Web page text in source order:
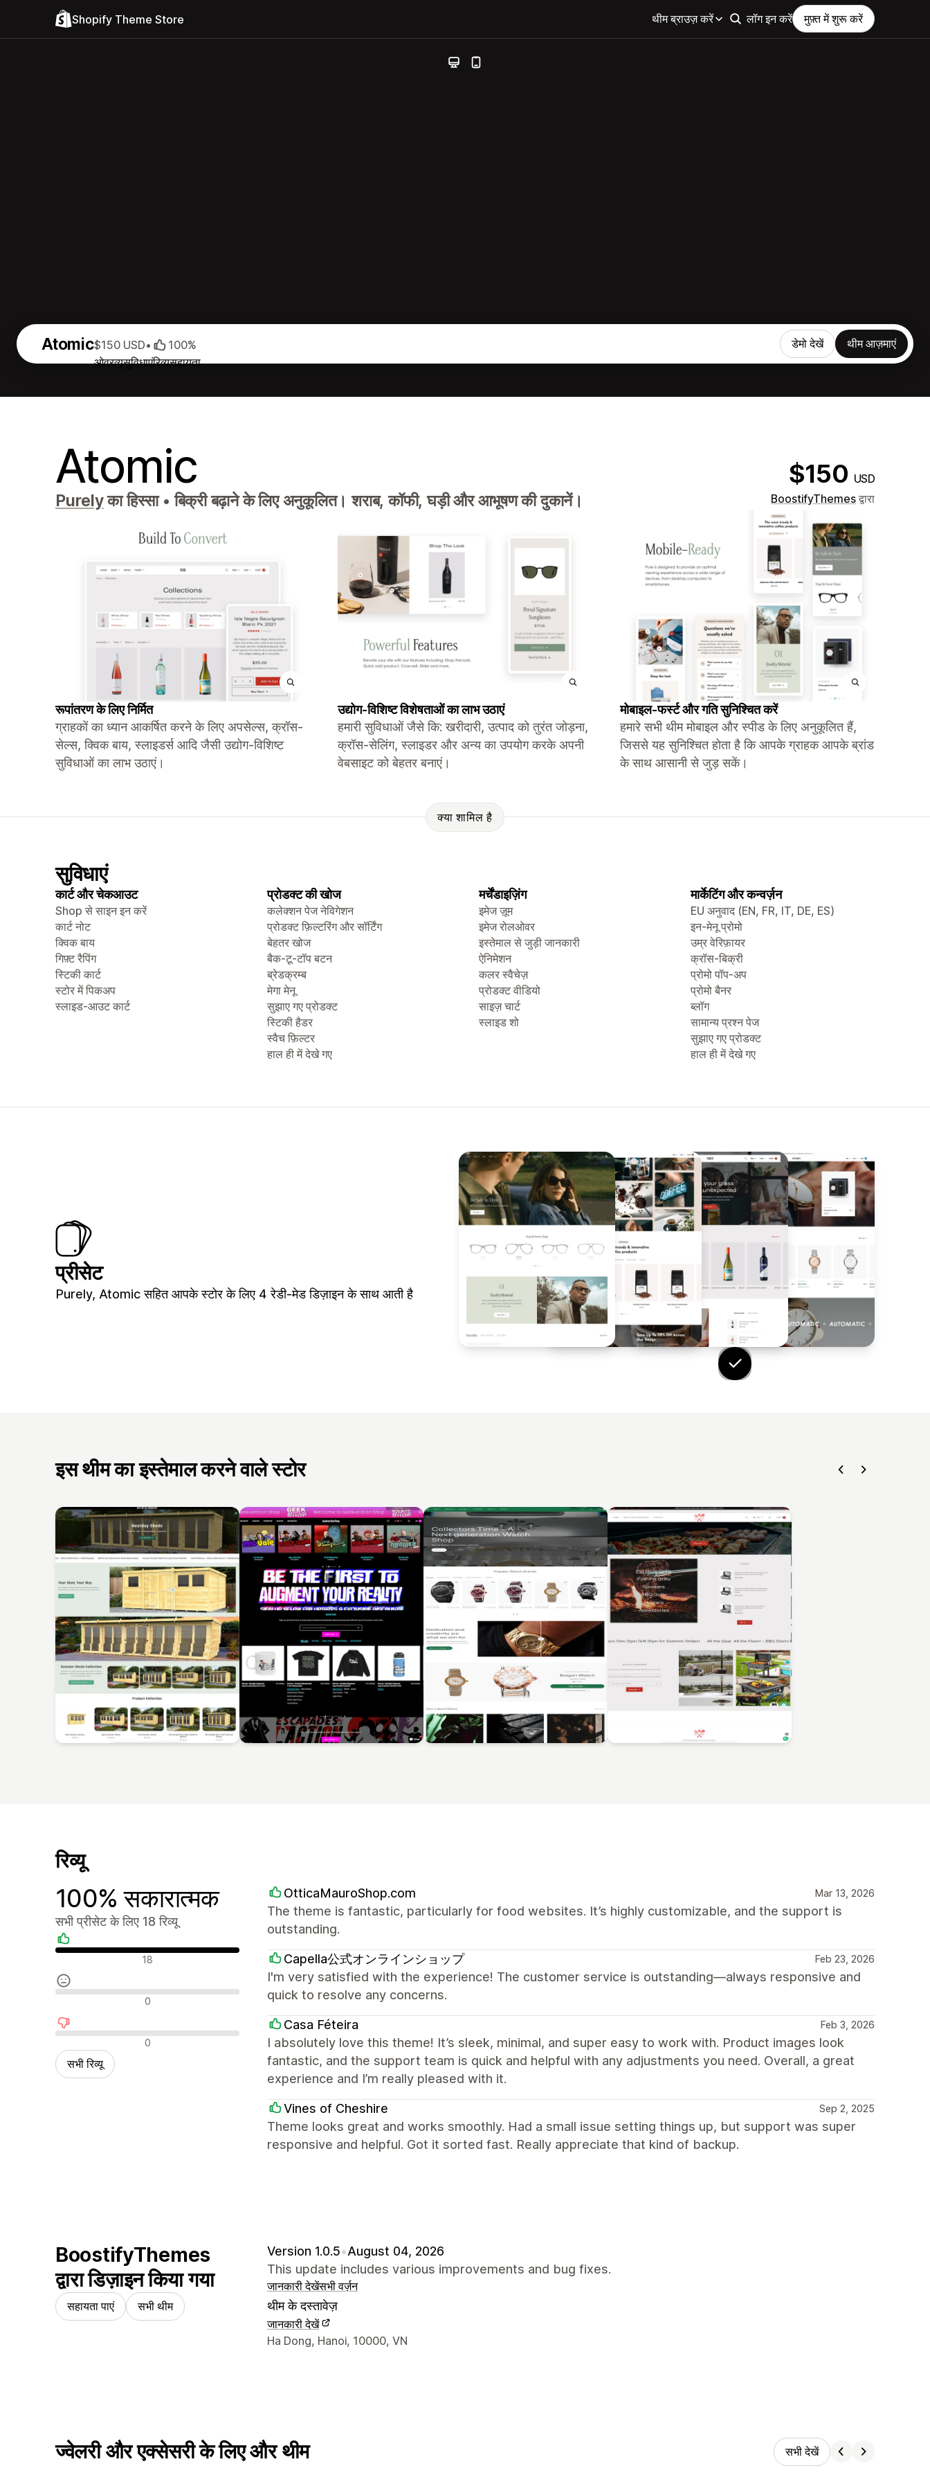
Shopify Theme Store थीम ब्राउज़ करें लॉग इन करें मुफ़्त में शुरू करें
Atomic
ओवरव्यूसुविधाएंरिव्यूसहायता
$150 USD• 100% डेमो देखें थीम आज़माएं
Atomic $150 USD
Purelyका हिस्सा • बिक्री बढ़ाने के लिए अनुकूलित। शराब, कॉफी, घड़ी और आभूषण की दुकानें। BoostifyThemes द्वारा
रूपांतरण के लिए निर्मित
ग्राहकों का ध्यान आकर्षित करने के लिए अपसेल्स, क्रॉस-
सेल्स, क्विक बाय, स्लाइडर्स आदि जैसी उद्योग-विशिष्ट
सुविधाओं का लाभ उठाएं।
उद्योग-विशिष्ट विशेषताओं का लाभ उठाएं
हमारी सुविधाओं जैसे कि: खरीदारी, उत्पाद को तुरंत जोड़ना,
क्रॉस-सेलिंग, स्लाइडर और अन्य का उपयोग करके अपनी
वेबसाइट को बेहतर बनाएं।
मोबाइल-फर्स्ट और गति सुनिश्चित करें
हमारे सभी थीम मोबाइल और स्पीड के लिए अनुकूलित हैं,
जिससे यह सुनिश्चित होता है कि आपके ग्राहक आपके ब्रांड
के साथ आसानी से जुड़ सकें।
क्या शामिल है
सुविधाएं
कार्ट और चेकआउट
Shop से साइन इन करें
कार्ट नोट
क्विक बाय
गिफ़्ट रैपिंग
स्टिकी कार्ट
स्टोर में पिकअप
स्लाइड-आउट कार्ट
प्रोडक्ट की खोज
कलेक्शन पेज नेविगेशन
प्रोडक्ट फ़िल्टरिंग और सॉर्टिंग
बेहतर खोज
बैक-टू-टॉप बटन
ब्रेडक्रम्ब
मेगा मेनू
सुझाए गए प्रोडक्ट
स्टिकी हैडर
स्वैच फ़िल्टर
हाल ही में देखे गए
मर्चेंडाइज़िंग
इमेज ज़ूम
इमेज रोलओवर
इस्तेमाल से जुड़ी जानकारी
ऐनिमेशन
कलर स्वैचेज़
प्रोडक्ट वीडियो
साइज़ चार्ट
स्लाइड शो
मार्केटिंग और कन्वर्ज़न
EU अनुवाद (EN, FR, IT, DE, ES)
इन-मेनू प्रोमो
उम्र वेरिफ़ायर
क्रॉस-बिक्री
प्रोमो पॉप-अप
प्रोमो बैनर
ब्लॉग
सामान्य प्रश्न पेज
सुझाए गए प्रोडक्ट
हाल ही में देखे गए
प्रीसेट
Purely, Atomic सहित आपके स्टोर के लिए 4 रेडी-मेड डिज़ाइन के साथ आती है
इस थीम का इस्तेमाल करने वाले स्टोर
रिव्यू
100% सकारात्मक
सभी प्रीसेट के लिए 18 रिव्यू
सकारात्मक रिव्यू 18
न्यूट्रल रिव्यू 0
नकारात्मक रिव्यू 0
सभी रिव्यू
OtticaMauroShop.com Mar 13, 2026
The theme is fantastic, particularly for food websites. It’s highly customizable, and the support is
outstanding.
Capella公式オンラインショップ Feb 23, 2026
I'm very satisfied with the experience! The customer service is outstanding—always responsive and
quick to resolve any concerns.
Casa Féteira Feb 3, 2026
I absolutely love this theme! It’s sleek, minimal, and super easy to work with. Product images look
fantastic, and the support team is quick and helpful with any adjustments you need. Overall, a great
experience and I’m really pleased with it.
Vines of Cheshire Sep 2, 2025
Theme looks great and works smoothly. Had a small issue setting things up, but support was super
responsive and helpful. Got it sorted fast. Really appreciate that kind of backup.
BoostifyThemes
द्वारा डिज़ाइन किया गया
सहायता पाएं सभी थीम
Version 1.0.5•August 04, 2026
This update includes various improvements and bug fixes.
जानकारी देखेंसभी वर्ज़न
थीम के दस्तावेज़
जानकारी देखें
डिज़ाइनर के संपर्क की जानकारी
Ha Dong, Hanoi, 10000, VN
ज्वेलरी और एक्सेसरी के लिए और थीम सभी देखें